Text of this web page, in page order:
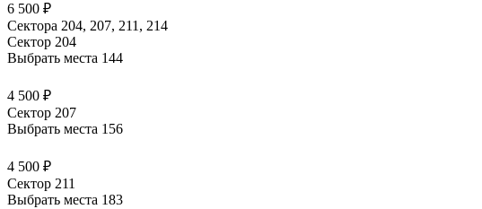
6 500 ₽
Сектора 204, 207, 211, 214
Сектор 204
Выбрать места 144
4 500 ₽
Сектор 207
Выбрать места 156
4 500 ₽
Сектор 211
Выбрать места 183